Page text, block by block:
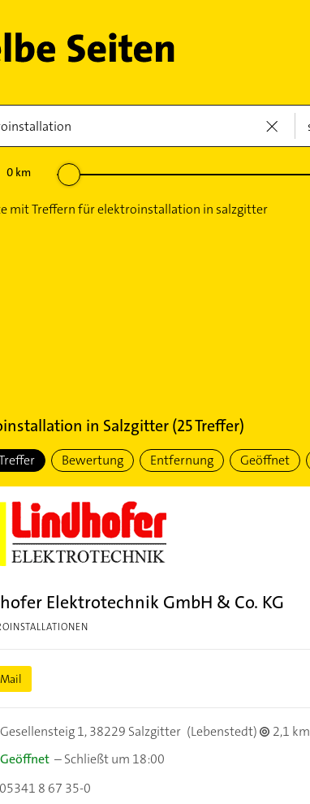
0km
in Salzgitter(25Treffer)
Bewertung Entfernung Geöffnet
Elektrotechnik GmbH & Co. KG
Gesellensteig 1,38229 Salzgitter (Lebenstedt)
2,1 km
Geöffnet–Schließt um 18:00
05341 8 67 35-0